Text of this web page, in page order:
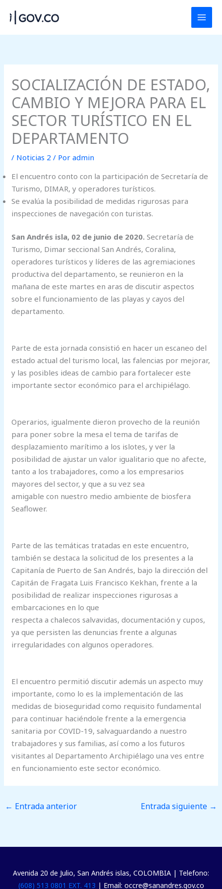
SOCIALIZACIÓN DE ESTADO,
CAMBIO Y MEJORA PARA EL
SECTOR TURÍSTICO EN EL
DEPARTAMENTO
/ Noticias 2 / Poradmin
El encuentro conto con la participación de Secretaría de
Turismo, DIMAR, y operadores turísticos.
Se evalúa la posibilidad de medidas rigurosas para
inspecciones de navegación con turistas.
San Andrés isla, 02 de junio de 2020. Secretaría de
Turismo, Dimar seccional San Andrés, Coralina,
operadores turísticos y líderes de las agremiaciones
productiva del departamento, se reunieron en la
mañana de este martes en aras de discutir aspectos
sobre el funcionamiento de las playas y cayos del
departamento.
Parte de esta jornada consistió en hacer un escaneo del
estado actual del turismo local, las falencias por mejorar,
y las posibles ideas de cambio para fortalecer este
importante sector económico para el archipiélago.
Operarios, igualmente dieron provecho de la reunión
para poner sobre la mesa el tema de tarifas de
desplazamiento marítimo a los islotes, y ver la
posibilidad de ajustar un valor igualitario que no afecte,
tanto a los trabajadores, como a los empresarios
mayores del sector, y que a su vez sea
amigable con nuestro medio ambiente de biosfera
Seaflower.
Parte de las temáticas tratadas en este encuentro,
también se destaca la solicitud de los presentes a la
Capitanía de Puerto de San Andrés, bajo la dirección del
Capitán de Fragata Luis Francisco Kekhan, frente a la
posibilidad de realizar inspecciones rigurosas a
embarcaciones en lo que
respecta a chalecos salvavidas, documentación y cupos,
ya que persisten las denuncias frente a algunas
irregularidades con algunos operadores.
El encuentro permitió discutir además un aspecto muy
importante, como lo es la implementación de las
medidas de bioseguridad como requisito fundamental
para continuar haciéndole frente a la emergencia
sanitaria por COVID-19, salvaguardando a nuestro
trabajadores y sus familias, así como a los futuros
visitantes al Departamento Archipiélago una ves entre
en funcionamiento este sector económico.
← Entrada anterior Entrada siguiente →
Avenida 20 de Julio, San Andrés islas, COLOMBIA | Telefono:
(608) 513 0801 EXT. 413 | Email: occre@sanandres.gov.co